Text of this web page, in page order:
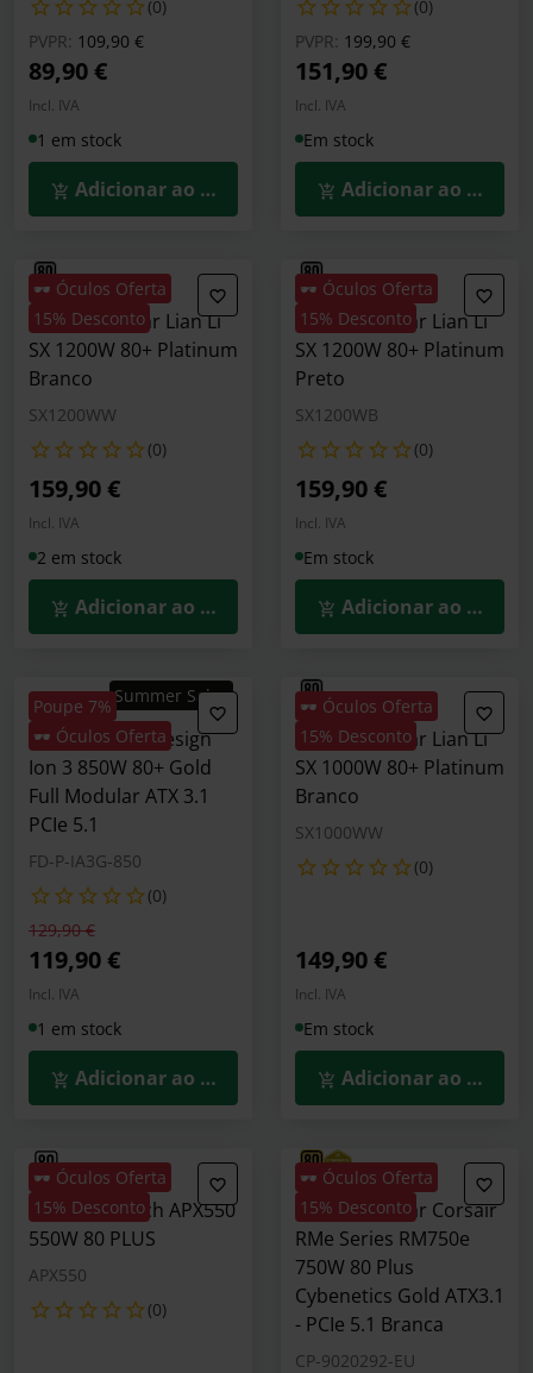
(0)
PVPR: Preço reduzido de
109,90 €para
89,90 €
Incl. IVA
1 em stock
Adicionar ao Carrinho
(0)
PVPR: Preço reduzido de
199,90 €para
151,90 €
Incl. IVA
Em stock
Adicionar ao
🕶️ Óculos Oferta
15% Desconto
Fonte Modular Lian Li
SX 1200W 80+ Platinum
Branco
SX1200WW
(0)
159,90 €
Incl. IVA
2 em stock
Adicionar ao Carrinho
🕶️ Óculos Oferta
15% Desconto
Fonte Modular Lian Li
SX 1200W 80+ Platinum
Preto
SX1200WB
(0)
159,90 €
Incl. IVA
Em stock
Adicionar ao
Poupe 7%
🕶️ Óculos Oferta
Summer Sales
Fonte Fractal Design
Ion 3 850W 80+ Gold
Full Modular ATX 3.1
PCIe 5.1
FD-P-IA3G-850
(0)
Preço reduzido de
129,90 €para
119,90 €
Incl. IVA
1 em stock
Adicionar ao Carrinho
🕶️ Óculos Oferta
15% Desconto
Fonte Modular Lian Li
SX 1000W 80+ Platinum
Branco
SX1000WW
(0)
149,90 €
Incl. IVA
Em stock
Adicionar ao
🕶️ Óculos Oferta
15% Desconto
Fonte Montech APX550
550W 80 PLUS
APX550
(0)
🕶️ Óculos Oferta
15% Desconto
Fonte Modular Corsair
RMe Series RM750e
750W 80 Plus
Cybenetics Gold ATX3.1
- PCIe 5.1 Branca
CP-9020292-EU